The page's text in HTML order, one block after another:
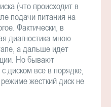
(что происходит в
подачи питания на
Фактически, в
диагностика мною
а дальше идет
Но бывают
диском все в порядке,
жесткий диск не